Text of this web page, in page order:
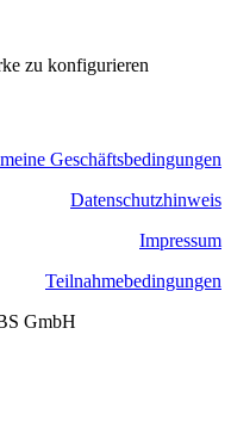
zu konfigurieren
Geschäftsbedingungen
​Datenschutzhinweis
Impressum
Teilnahmebedingungen
GmbH